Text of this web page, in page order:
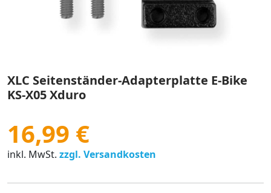
XLC Seitenständer-Adapterplatte E-Bike
KS-X05 Xduro
16,99 €
inkl. MwSt. zzgl. Versandkosten